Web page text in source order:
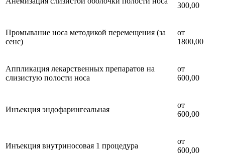
300,00
Промывание носа методикой перемещения (за
сенс)
от
1800,00
Аппликация лекарственных препаратов на
слизистую полости носа
от
600,00
Инъекция эндофарингеальная
от
600,00
Инъекция внутриносовая 1 процедура
от
600,00